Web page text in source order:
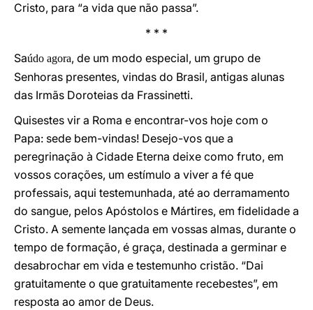
Cristo, para “a vida que não passa”.
* * *
Saúdo agora, de um modo especial, um grupo de
Senhoras presentes, vindas do Brasil, antigas alunas
das Irmãs Doroteias da Frassinetti.
Quisestes vir a Roma e encontrar-vos hoje com o
Papa: sede bem-vindas! Desejo-vos que a
peregrinação à Cidade Eterna deixe como fruto, em
vossos corações, um estímulo a viver a fé que
professais, aqui testemunhada, até ao derramamento
do sangue, pelos Apóstolos e Mártires, em fidelidade a
Cristo. A semente lançada em vossas almas, durante o
tempo de formação, é graça, destinada a germinar e
desabrochar em vida e testemunho cristão. “Dai
gratuitamente o que gratuitamente recebestes”, em
resposta ao amor de Deus.